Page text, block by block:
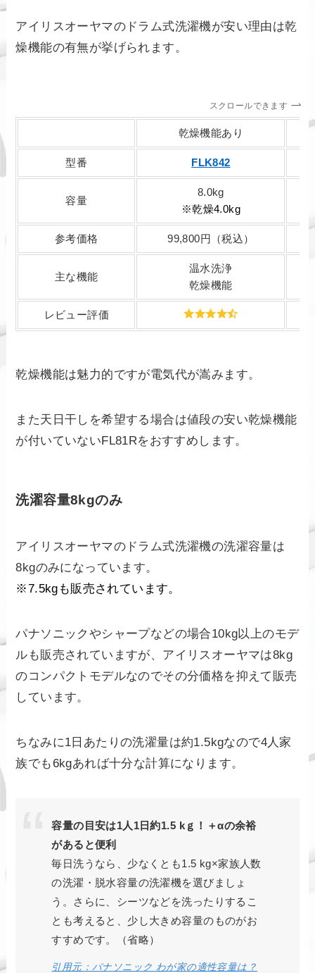
アイリスオーヤマのドラム式洗濯機が安い理由は乾
燥機能の有無が挙げられます。
スクロールできます
乾燥機能あり
型番 FLK842
容量
8.0kg
※乾燥4.0kg
参考価格 99,800円（税込）
主な機能
温水洗浄
乾燥機能
レビュー評価
乾燥機能は魅力的ですが電気代が嵩みます。
また天日干しを希望する場合は値段の安い乾燥機能
が付いていないFL81Rをおすすめします。
洗濯容量8kgのみ
アイリスオーヤマのドラム式洗濯機の洗濯容量は
8kgのみになっています。
※7.5kgも販売されています。
パナソニックやシャープなどの場合10kg以上のモデ
ルも販売されていますが、アイリスオーヤマは8kg
のコンパクトモデルなのでその分価格を抑えて販売
しています。
ちなみに1日あたりの洗濯量は約1.5kgなので4人家
族でも6kgあれば十分な計算になります。
容量の目安は1人1日約1.5 kｇ！＋αの余裕
があると便利
毎日洗うなら、少なくとも1.5 kg×家族人数
の洗濯・脱水容量の洗濯機を選びましょ
う。さらに、シーツなどを洗ったりするこ
とも考えると、少し大きめ容量のものがお
すすめです。（省略）
引用元：パナソニック わが家の適性容量は？